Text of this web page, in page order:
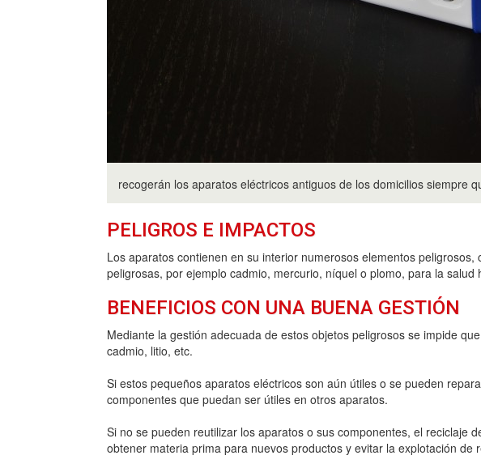
recogerán los aparatos eléctricos antiguos de los domicilios siempre
PELIGROS E IMPACTOS
Los aparatos contienen en su interior numerosos elementos
peligrosas, por ejemplo cadmio, mercurio, níquel o plomo, para la salud
BENEFICIOS CON UNA BUENA GESTIÓN
Mediante la gestión adecuada de estos objetos peligrosos se impide
cadmio, litio, etc.
Si estos pequeños aparatos eléctricos son aún útiles o se pueden
componentes que puedan ser útiles en otros aparatos.
Si no se pueden reutilizar los aparatos o sus componentes, el reciclaje
obtener materia prima para nuevos productos y evitar la explotación de